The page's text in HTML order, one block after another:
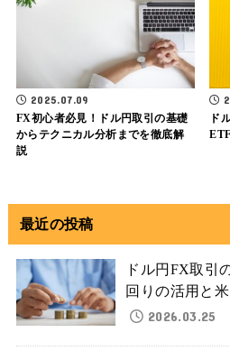
2025.07.09
FX初心者必見！ドル円取引の基礎
からテクニカル分析までを徹底解
説
ド
最近の投稿
ドル円FX取引
回りの活用と
2026.03.25